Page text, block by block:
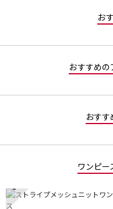
お
おすすめ
おす
ワンピ
1